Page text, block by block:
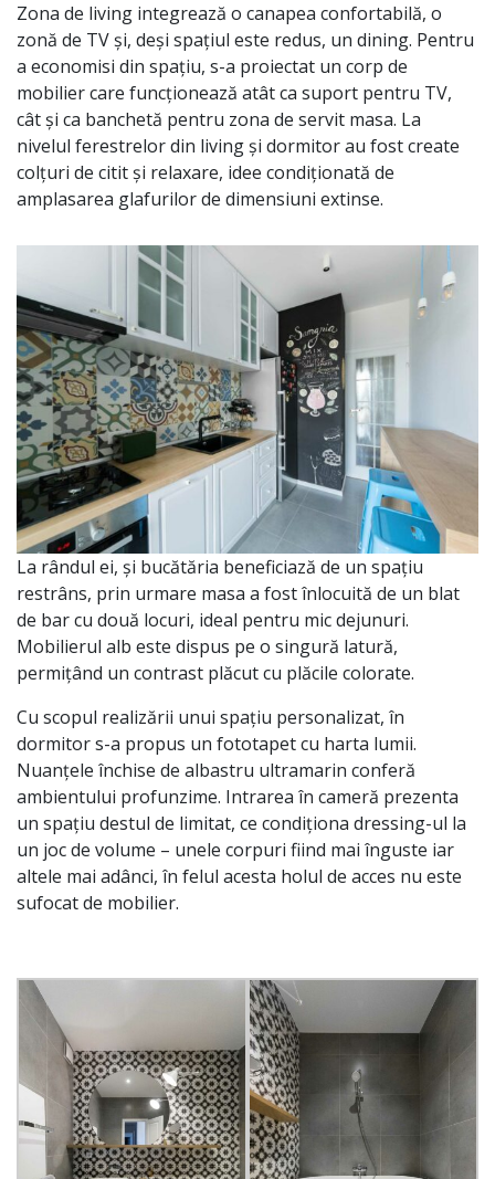
Zona de living integrează o canapea confortabilă, o
zonă de TV și, deși spațiul este redus, un dining. Pentru
a economisi din spațiu, s-a proiectat un corp de
mobilier care funcționează atât ca suport pentru TV,
cât și ca banchetă pentru zona de servit masa. La
nivelul ferestrelor din living și dormitor au fost create
colțuri de citit și relaxare, idee condiționată de
amplasarea glafurilor de dimensiuni extinse.
La rândul ei, și bucătăria beneficiază de un spațiu
restrâns, prin urmare masa a fost înlocuită de un blat
de bar cu două locuri, ideal pentru mic dejunuri.
Mobilierul alb este dispus pe o singură latură,
permițând un contrast plăcut cu plăcile colorate.
Cu scopul realizării unui spațiu personalizat, în
dormitor s-a propus un fototapet cu harta lumii.
Nuanțele închise de albastru ultramarin conferă
ambientului profunzime. Intrarea în cameră prezenta
un spațiu destul de limitat, ce condiționa dressing-ul la
un joc de volume – unele corpuri fiind mai înguste iar
altele mai adânci, în felul acesta holul de acces nu este
sufocat de mobilier.